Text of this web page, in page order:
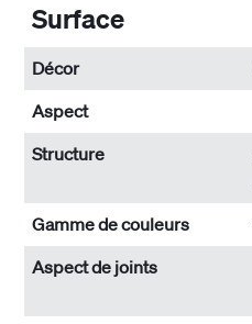
Surface
Décor
Aspect
Structure
Gamme de couleurs
Aspect de joints